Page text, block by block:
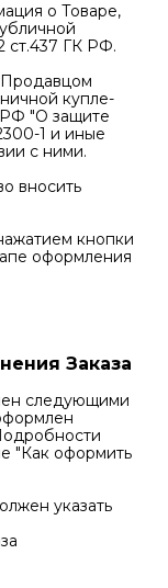
о Товаре,
ст.437 ГК РФ.
купле-
РФ "О защите
1 и иные
с ними.
вносить
кнопки
оформления
Заказа
следующими
"Как оформить
указать